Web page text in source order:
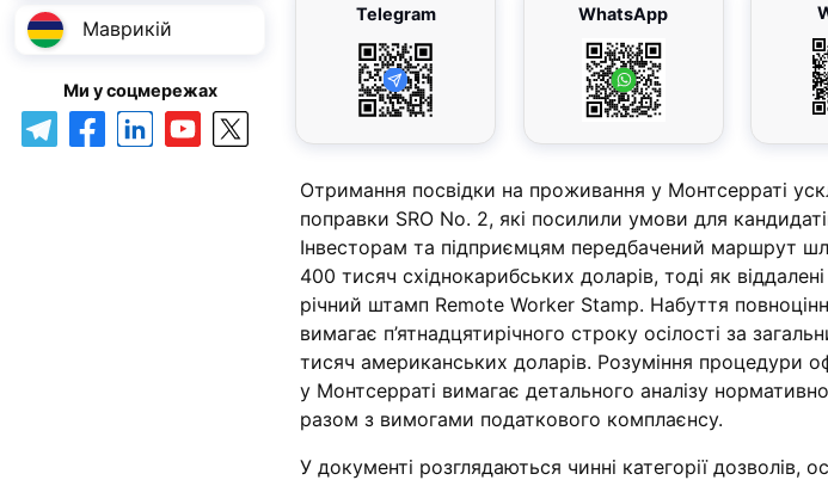
Маврикій
Ми у соцмережах
Telegram WhatsApp
Отримання посвідки на проживання у Монтсерраті
поправки SRO No. 2, які посилили умови для
Інвесторам та підприємцям передбачений маршрут
400 тисяч східнокарибських доларів, тоді як
річний штамп Remote Worker Stamp. Набуття
вимагає п’ятнадцятирічного строку осілості за
тисяч американських доларів. Розуміння процедури
у Монтсерраті вимагає детального аналізу
разом з вимогами податкового комплаєнсу.
У документі розглядаються чинні категорії дозволів,